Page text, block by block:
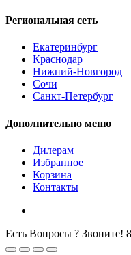
Региональная сеть
Екатеринбург
Краснодар
Нижний-Новгород
Сочи
Санкт-Петербург
Дополнительно меню
Дилерам
Избранное
Корзина
Контакты
Есть Вопросы ? Звоните!